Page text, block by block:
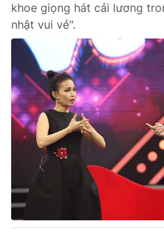
khoe giọng hát cải lương
nhật vui vẻ".